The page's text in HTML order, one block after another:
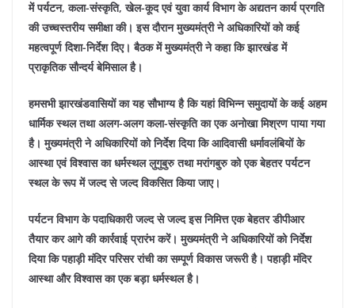
में पर्यटन, कला-संस्कृति, खेल-कूद एवं युवा कार्य विभाग के अद्यतन कार्य प्रगति
की उच्चस्तरीय समीक्षा की। इस दौरान मुख्यमंत्री ने अधिकारियों को कई
महत्वपूर्ण दिशा-निर्देश दिए। बैठक में मुख्यमंत्री ने कहा कि झारखंड में
प्राकृतिक सौन्दर्य बेमिसाल है।
हमसभी झारखंडवासियों का यह सौभाग्य है कि यहां विभिन्न समुदायों के कई अहम
धार्मिक स्थल तथा अलग-अलग कला-संस्कृति का एक अनोखा मिश्रण पाया गया
है। मुख्यमंत्री ने अधिकारियों को निर्देश दिया कि आदिवासी धर्मावलंबियों के
आस्था एवं विश्वास का धर्मस्थल लुगुबुरु तथा मरांगबुरु को एक बेहतर पर्यटन
स्थल के रूप में जल्द से जल्द विकसित किया जाए।
पर्यटन विभाग के पदाधिकारी जल्द से जल्द इस निमित्त एक बेहतर डीपीआर
तैयार कर आगे की कार्रवाई प्रारंभ करें। मुख्यमंत्री ने अधिकारियों को निर्देश
दिया कि पहाड़ी मंदिर परिसर रांची का सम्पूर्ण विकास जरूरी है। पहाड़ी मंदिर
आस्था और विश्वास का एक बड़ा धर्मस्थल है।